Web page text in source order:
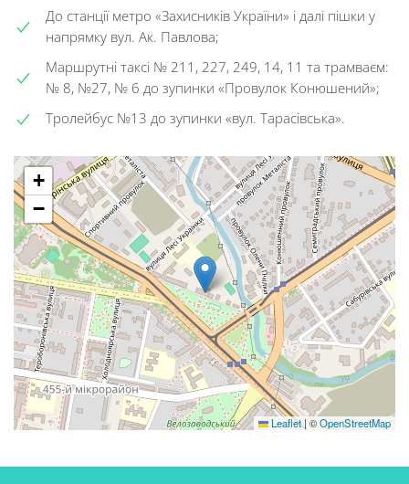
До станції метро «Захисників України» і далі пішки у
напрямку вул. Ак. Павлова;
Маршрутні таксі № 211, 227, 249, 14, 11 та трамваєм:
№ 8, №27, № 6 до зупинки «Провулок Конюшений»;
Тролейбус №13 до зупинки «вул. Тарасівська».
+
−
Leaflet |©OpenStreetMap